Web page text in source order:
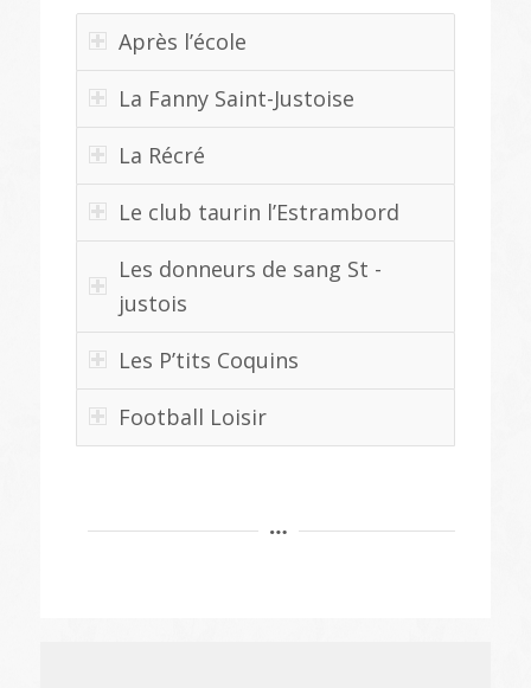
Après l’école
La Fanny Saint-Justoise
La Récré
Le club taurin l’Estrambord
Les donneurs de sang St -
justois
Les P’tits Coquins
Football Loisir